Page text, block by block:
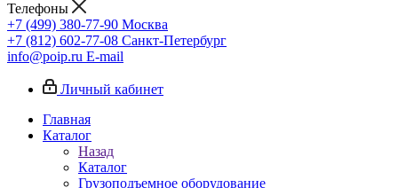
Телефоны
+7 (499) 380-77-90 Москва
+7 (812) 602-77-08 Санкт-Петербург
info@poip.ru E-mail
Личный кабинет
Главная
Каталог
Назад
Каталог
Грузоподъемное оборудование